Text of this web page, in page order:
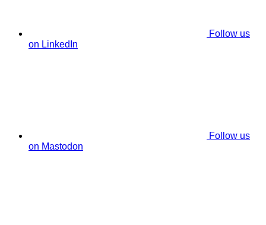
Follow us
on LinkedIn
Follow us
on Mastodon